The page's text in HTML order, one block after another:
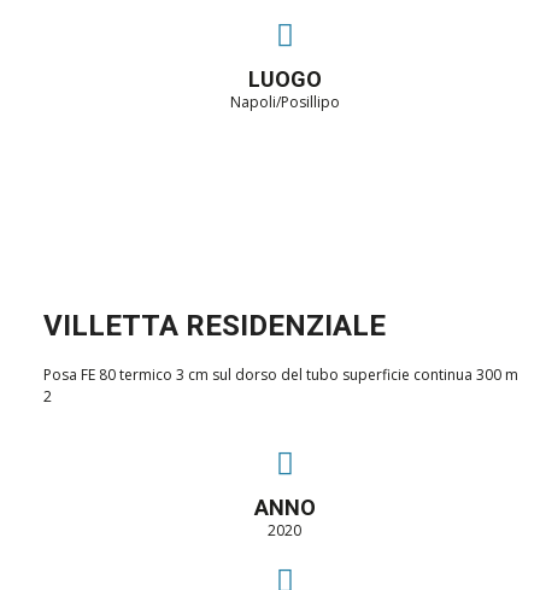
LUOGO
Napoli/Posillipo
VILLETTA RESIDENZIALE
Posa FE 80 termico 3 cm sul dorso del tubo superficie continua 300 m
2
ANNO
2020